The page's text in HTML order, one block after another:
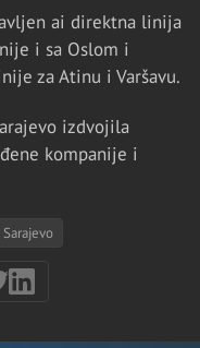
ai direktna linija
i sa Oslom i
za Atinu i Varšavu.
izdvojila
kompanije i